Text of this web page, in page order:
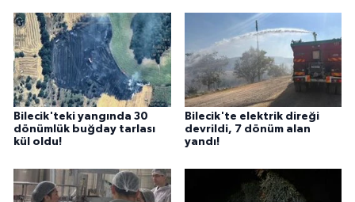
Bilecik'teki yangında 30
dönümlük buğday tarlası
kül oldu!
Bilecik'te elektrik direği
devrildi, 7 dönüm alan
yandı!